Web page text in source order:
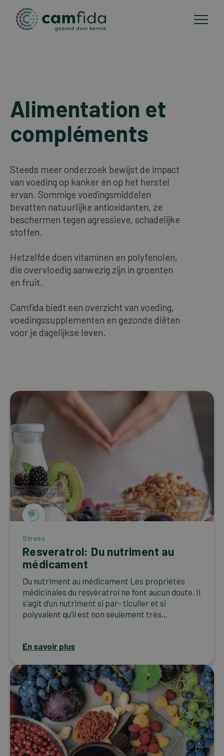
contenu
Alimentation et
compléments
Steeds meer onderzoek bewijst de impact
van voeding op kanker én op het herstel
ervan. Sommige voedingsmiddelen
bevatten natuurlijke antioxidanten, ze
beschermen tegen agressieve, schadelijke
stoffen.
Hetzelfde doen vitaminen en polyfenolen,
die overvloedig aanwezig zijn in groenten
en fruit.
Camfida biedt een overzicht van voeding,
voedingssupplementen en gezonde diëten
voor je dagelijkse leven.
Stress
Resveratrol: Du nutriment au
médicament
Du nutriment au médicament Les propriétés
médicinales du resvératrol ne font aucun doute. Il
s’agit d’un nutriment si par- ticulier et si
polyvalent qu’il est non seulement très...
En savoir plus
Méthodes de CMA
Publications
A propos de Camfida
Contact
FRANÇAIS